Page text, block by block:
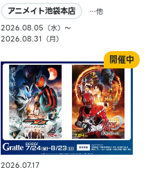
アニメイト池袋本店
…他
2026.08.05（水）〜
2026.08.31（月）
2026.07.17